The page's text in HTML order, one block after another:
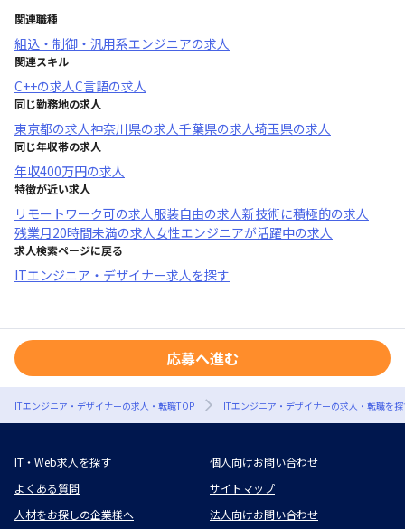
関連職種
組込・制御・汎用系エンジニアの求人
関連スキル
C++の求人C言語の求人
同じ勤務地の求人
東京都の求人神奈川県の求人千葉県の求人埼玉県の求人
同じ年収帯の求人
年収400万円の求人
特徴が近い求人
リモートワーク可の求人服装自由の求人新技術に積極的の求人
残業月20時間未満の求人女性エンジニアが活躍中の求人
求人検索ページに戻る
ITエンジニア・デザイナー求人を探す
応募へ進む
ITエンジニア・デザイナーの求人・転職TOP ITエンジニア・デザイナーの求人・転職を
IT・Web求人を探す
個人向けお問い合わせ
よくある質問
サイトマップ
人材をお探しの企業様へ
法人向けお問い合わせ